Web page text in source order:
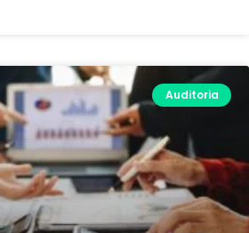
Auditoria